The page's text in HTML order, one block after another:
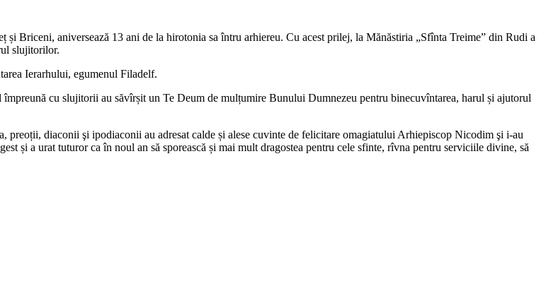
Briceni, aniversează 13 ani de la hirotonia sa întru arhiereu. Cu acest prilej, la Mănăstiria „Sfînta Treime” din Rudi a
slujitorilor.
Ierarhului, egumenul Filadelf.
cu slujitorii au săvîrșit un Te Deum de mulțumire Bunului Dumnezeu pentru binecuvîntarea, harul și ajutorul
diaconii şi ipodiaconii au adresat calde și alese cuvinte de felicitare omagiatului Arhiepiscop Nicodim şi i-au
și a urat tuturor ca în noul an să sporească și mai mult dragostea pentru cele sfinte, rîvna pentru serviciile divine, să